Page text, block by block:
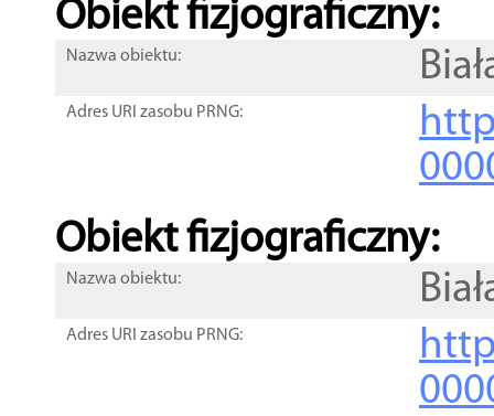
Obiekt fizjograficzny:
Nazwa obiektu:
Adres URI zasobu PRNG:
Obiekt fizjograficzny:
Nazwa obiektu:
Adres URI zasobu PRNG: